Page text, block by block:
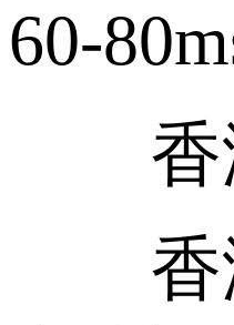
60-
香港
香港